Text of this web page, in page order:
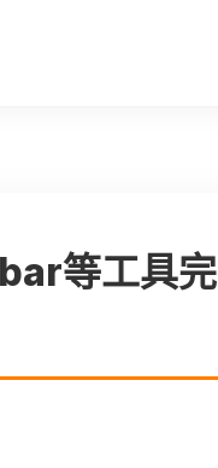
等工具完